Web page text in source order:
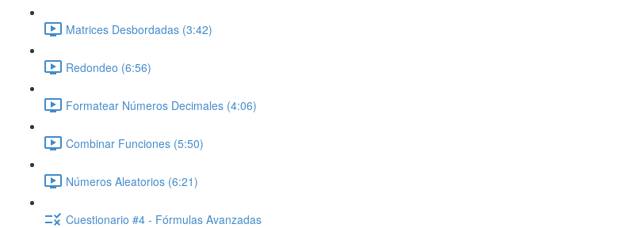
Matrices Desbordadas (3:42)
Redondeo (6:56)
Formatear Números Decimales (4:06)
Combinar Funciones (5:50)
Números Aleatorios (6:21)
Cuestionario #4 - Fórmulas Avanzadas